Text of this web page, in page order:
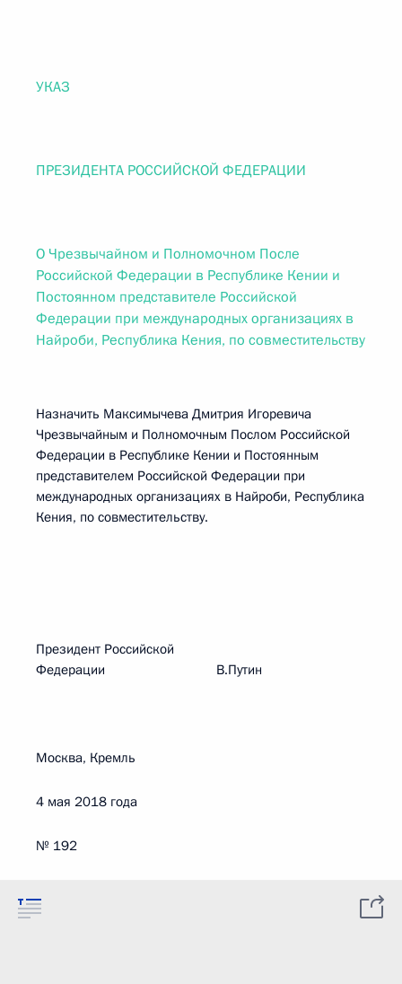
УКАЗ
ПРЕЗИДЕНТА РОССИЙСКОЙ ФЕДЕРАЦИИ
О Чрезвычайном и Полномочном После
Российской Федерации в Республике Кении и
Постоянном представителе Российской
Федерации при международных организациях в
Найроби, Республика Кения, по совместительству
Назначить Максимычева Дмитрия Игоревича
Чрезвычайным и Полномочным Послом Российской
Федерации в Республике Кении и Постоянным
представителем Российской Федерации при
международных организациях в Найроби, Республика
Кения, по совместительству.
Президент Российской
Федерации В.Путин
Москва, Кремль
4 мая 2018 года
№ 192